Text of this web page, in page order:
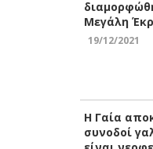
Μεγάλη
19/12/2021
Η Γαία
συνοδοί